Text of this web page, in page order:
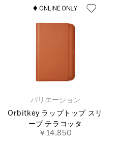
バリエーション
Orbitkey ラップトップ スリ
ーブ テラコッタ
￥14,850